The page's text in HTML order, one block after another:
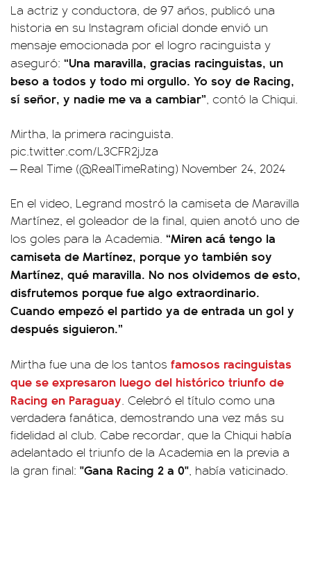
La actriz y conductora, de 97 años, publicó una
historia en su Instagram oficial donde envió un
mensaje emocionada por el logro racinguista y
aseguró: “Una maravilla, gracias racinguistas, un
beso a todos y todo mi orgullo. Yo soy de Racing,
sí señor, y nadie me va a cambiar”, contó la Chiqui.
Mirtha, la primera racinguista.
pic.twitter.com/L3CFR2jJza
— Real Time (@RealTimeRating) November 24, 2024
En el video, Legrand mostró la camiseta de Maravilla
Martínez, el goleador de la final, quien anotó uno de
los goles para la Academia. “Miren acá tengo la
camiseta de Martínez, porque yo también soy
Martínez, qué maravilla. No nos olvidemos de esto,
disfrutemos porque fue algo extraordinario.
Cuando empezó el partido ya de entrada un gol y
después siguieron.”
Mirtha fue una de los tantos famosos racinguistas
que se expresaron luego del histórico triunfo de
Racing en Paraguay. Celebró el título como una
verdadera fanática, demostrando una vez más su
fidelidad al club. Cabe recordar, que la Chiqui había
adelantado el triunfo de la Academia en la previa a
la gran final: "Gana Racing 2 a 0", había vaticinado.